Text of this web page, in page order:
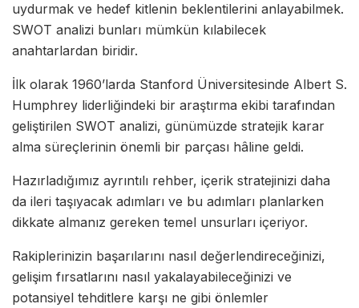
uydurmak ve hedef kitlenin beklentilerini anlayabilmek.
SWOT analizi bunları mümkün kılabilecek
anahtarlardan biridir.
İlk olarak 1960’larda Stanford Üniversitesinde Albert S.
Humphrey liderliğindeki bir araştırma ekibi tarafından
geliştirilen SWOT analizi, günümüzde stratejik karar
alma süreçlerinin önemli bir parçası hâline geldi.
Hazırladığımız ayrıntılı rehber, içerik stratejinizi daha
da ileri taşıyacak adımları ve bu adımları planlarken
dikkate almanız gereken temel unsurları içeriyor.
Rakiplerinizin başarılarını nasıl değerlendireceğinizi,
gelişim fırsatlarını nasıl yakalayabileceğinizi ve
potansiyel tehditlere karşı ne gibi önlemler